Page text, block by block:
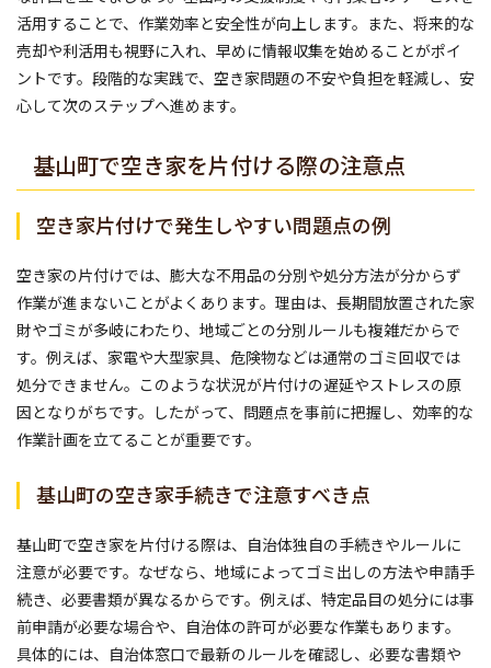
活用することで、作業効率と安全性が向上します。また、将来的な
売却や利活用も視野に入れ、早めに情報収集を始めることがポイ
ントです。段階的な実践で、空き家問題の不安や負担を軽減し、安
心して次のステップへ進めます。
基山町で空き家を片付ける際の注意点
空き家片付けで発生しやすい問題点の例
空き家の片付けでは、膨大な不用品の分別や処分方法が分からず
作業が進まないことがよくあります。理由は、長期間放置された家
財やゴミが多岐にわたり、地域ごとの分別ルールも複雑だからで
す。例えば、家電や大型家具、危険物などは通常のゴミ回収では
処分できません。このような状況が片付けの遅延やストレスの原
因となりがちです。したがって、問題点を事前に把握し、効率的な
作業計画を立てることが重要です。
基山町の空き家手続きで注意すべき点
基山町で空き家を片付ける際は、自治体独自の手続きやルールに
注意が必要です。なぜなら、地域によってゴミ出しの方法や申請手
続き、必要書類が異なるからです。例えば、特定品目の処分には事
前申請が必要な場合や、自治体の許可が必要な作業もあります。
具体的には、自治体窓口で最新のルールを確認し、必要な書類や